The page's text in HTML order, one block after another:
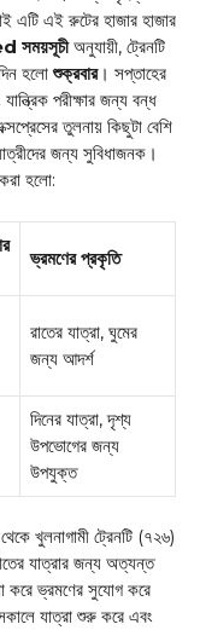
এটি এই রুটের হাজার হাজার
সময়সূচীঅনুযায়ী, ট্রেনটি
হলোশুক্রবার। সপ্তাহের
পরীক্ষার জন্য বন্ধ
তুলনায় কিছুটা বেশি
জন্য সুবিধাজনক।
হলো:
ভ্রমণের প্রকৃতি
রাতের যাত্রা, ঘুমের
জন্য আদর্শ
দিনের যাত্রা, দৃশ্য
উপভোগের জন্য
উপযুক্ত
খুলনাগামী ট্রেনটি (৭২৬)
যাত্রার জন্য অত্যন্ত
করে ভ্রমণের সুযোগ করে
যাত্রা শুরু করে এবং